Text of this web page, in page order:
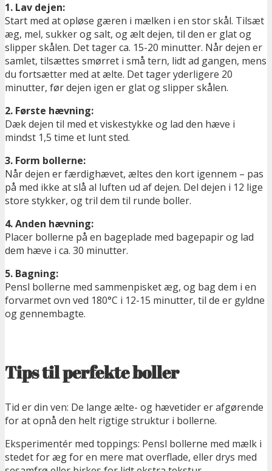
1. Lav dejen:
Start med at opløse gæren i mælken i en stor skål. Tilsæt
æg, mel, sukker og salt, og ælt dejen, til den er glat og
slipper skålen. Det tager ca. 15-20 minutter. Når dejen er
samlet, tilsættes smørret i små tern, lidt ad gangen, mens
du fortsætter med at ælte. Det tager yderligere 20
minutter, før dejen igen er glat og slipper skålen.
2. Første hævning:
Dæk dejen til med et viskestykke og lad den hæve i
mindst 1,5 time et lunt sted.
3. Form bollerne:
Når dejen er færdighævet, æltes den kort igennem – pas
på med ikke at slå al luften ud af dejen. Del dejen i 12 lige
store stykker, og tril dem til runde boller.
4. Anden hævning:
Placer bollerne på en bageplade med bagepapir og lad
dem hæve i ca. 30 minutter.
5. Bagning:
Pensl bollerne med sammenpisket æg, og bag dem i en
forvarmet ovn ved 180°C i 12-15 minutter, til de er gyldne
og gennembagte.
Tips til perfekte boller
Tid er din ven: De lange ælte- og hævetider er afgørende
for at opnå den helt rigtige struktur i bollerne.
Eksperimentér med toppings: Pensl bollerne med mælk i
stedet for æg for en mere mat overflade, eller drys med